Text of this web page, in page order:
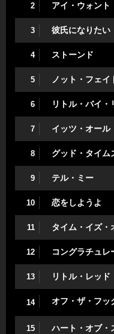
2 アイ・ウォント
3 彼氏になりたい
4 ストーンド
5 ノット・フェイ
6 リトル・バイ・
7 イッツ・オール
8 グッド・タイム
9 テル・ミー
10 恋をしようよ
11 タイム・イズ・
12 コングラチュレ
13 リトル・レッド
14 オフ・ザ・フッ
15 ハート・オブ・